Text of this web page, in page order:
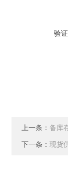
验
上一条： 备库
下一条： 现货